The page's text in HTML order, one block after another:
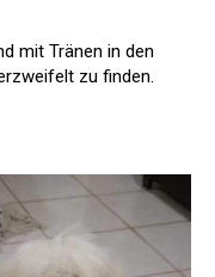
mit Tränen in den
zu finden.